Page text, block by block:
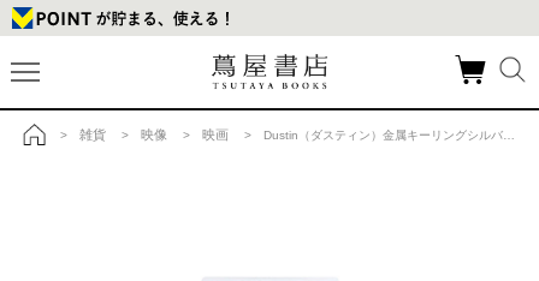
> 雑貨 > 映像 > 映画 > Dustin（ダスティン）金属キーリングシルバー Stranger Things（ストレンジャー・シングス）×Jun Oson×FILTER017® Culture Supply™の商品詳細